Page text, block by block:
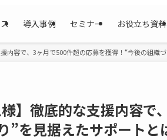
導入事例 セミナー お役立ち資料
内容で、3ヶ月で500件超の応募を獲得！“今後の組織
】徹底的な支援内容で
”を見据えたサポートと